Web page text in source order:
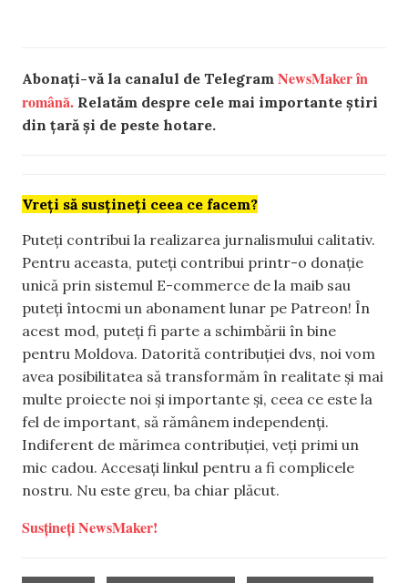
Abonați-vă la canalul de Telegram NewsMaker în
română. Relatăm despre cele mai importante știri
din țară și de peste hotare.
Vreți să susțineți ceea ce facem?
Puteți contribui la realizarea jurnalismului calitativ.
Pentru aceasta, puteți contribui printr-o donație
unică prin sistemul E-commerce de la maib sau
puteți întocmi un abonament lunar pe Patreon! În
acest mod, puteți fi parte a schimbării în bine
pentru Moldova. Datorită contribuției dvs, noi vom
avea posibilitatea să transformăm în realitate și mai
multe proiecte noi și importante și, ceea ce este la
fel de important, să rămânem independenți.
Indiferent de mărimea contribuției, veți primi un
mic cadou. Accesați linkul pentru a fi complicele
nostru. Nu este greu, ba chiar plăcut.
Susțineți NewsMaker!